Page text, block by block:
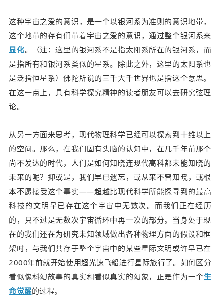
这种宇宙之爱的意识，是一个以银河系为准则的意识地带，
这个地带的存有们带着宇宙之爱的意识，通过整个银河系来
显化。（注：这里的银河系不是指太阳系所在的银河系，而
是指所有和银河系类似的星系。除此之外，这里的太阳系也
是泛指恒星系）佛陀所说的三千大千世界也是指这个意思。
在这一点上，具有科学探究精神的读者朋友可以去研究弦理
论。
从另一方面来思考，现代物理科学已经可以探索到十维以上
的空间。那么，在我们固有头脑的认知中，在几千年前那个
尚不发达的时代，人们是如何知晓连现代高科都未能知晓的
未来的呢？抑或是，我们早已遗忘，或从来不曾知晓，或根
本不愿接受这个事实——超越比现代科学所能探寻到的最高
科技的文明早已存在这个宇宙中无数次。而我们正在经历
的，只不过是无数次宇宙循环中再一次的部分。当身处于现
在的我们还在为研究未知领域做出各种物理方面的假设和框
架时，与我们共存于整个宇宙中的某些星际文明或许早已在
2000年前就开始使用超光速飞船进行星际旅行了。如何区分
看似像科幻故事的真实和看似真实的幻象，正是作为一个生
命觉醒的过程。